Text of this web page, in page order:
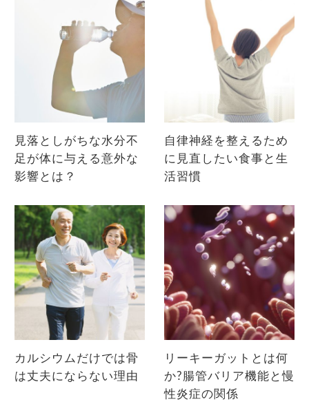
見落としがちな水分不
足が体に与える意外な
影響とは？
自律神経を整えるため
に見直したい食事と生
活習慣
カルシウムだけでは骨
は丈夫にならない理由
リーキーガットとは何
か?腸管バリア機能と慢
性炎症の関係